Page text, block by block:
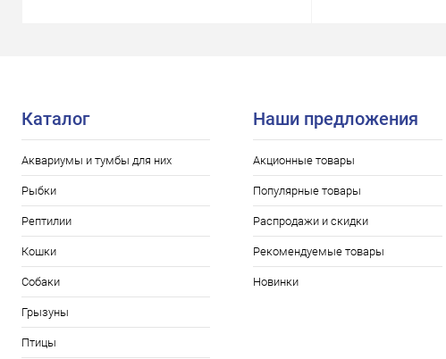
Каталог
Аквариумы и тумбы для них
Рыбки
Рептилии
Кошки
Собаки
Грызуны
Птицы
Наши предложения
Акционные товары
Популярные товары
Распродажи и скидки
Рекомендуемые товары
Новинки